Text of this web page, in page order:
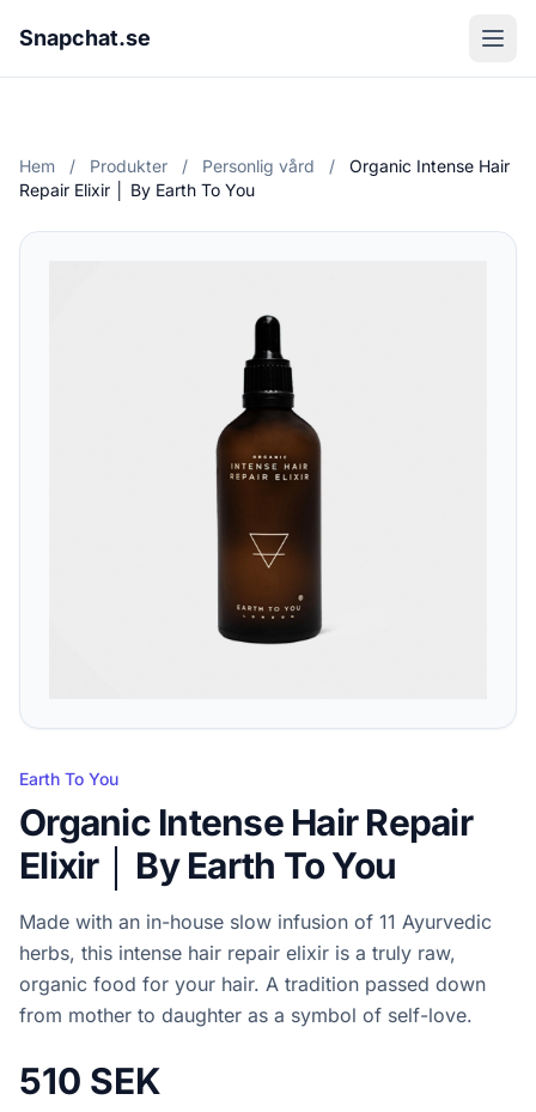
Snapchat.se
Hem / Produkter / Personlig vård /
Organic Intense Hair
Repair Elixir │ By Earth To You
Earth To You
Organic Intense Hair Repair
Elixir │ By Earth To You
Made with an in-house slow infusion of 11 Ayurvedic
herbs, this intense hair repair elixir is a truly raw,
organic food for your hair. A tradition passed down
from mother to daughter as a symbol of self-love.
510 SEK